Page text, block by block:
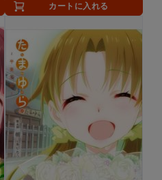
カートに入れる